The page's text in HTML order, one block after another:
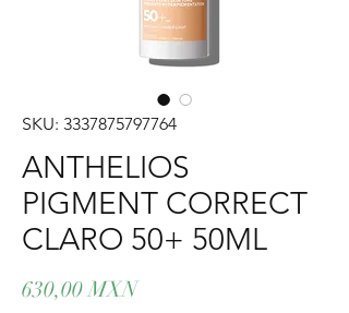
SKU: 3337875797764
ANTHELIOS
PIGMENT CORRECT
CLARO 50+ 50ML
630,00 MXNPrecio